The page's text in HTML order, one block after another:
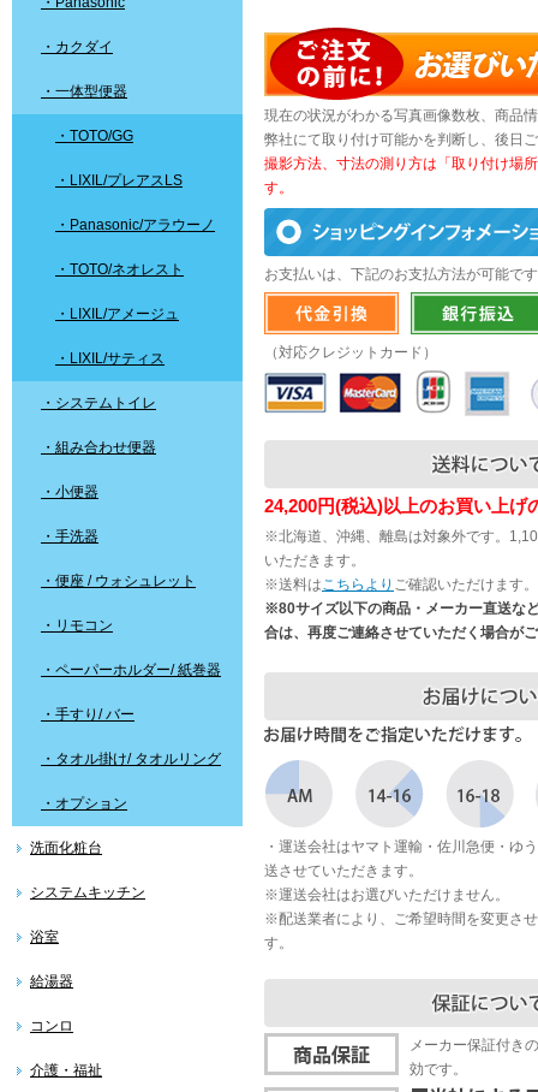
・カクダイ
・一体型便器
・TOTO/GG
・LIXIL/プレアスLS
・Panasonic/アラウーノ
・TOTO/ネオレスト
・LIXIL/アメージュ
・LIXIL/サティス
・システムトイレ
・組み合わせ便器
・小便器
・手洗器
・便座 / ウォシュレット
・リモコン
・ペーパーホルダー/ 紙巻器
・手すり/ バー
・タオル掛け/ タオルリング
・オプション
洗面化粧台
システムキッチン
浴室
給湯器
コンロ
介護・福祉
現在の状況がわかる写真画像数枚、商品
弊社にて取り付け可能かを判断し、後日
撮影方法、寸法の測り方は「取り付け場
す。
お支払いは、下記のお支払方法が可能で
（対応クレジットカード）
24,200円(税込)以上のお買い上げ
※北海道、沖縄、離島は対象外です。
いただきます。
※送料はこちらより ご確認いただけます。
※80サイズ以下の商品・メーカー直送な
合は、再度ご連絡させていただく場合が
・運送会社はヤマト運輸・佐川急便・ゆ
送させていただきます。
※運送会社はお選びいただけません。
※配送業者により、ご希望時間を変更さ
す。
メーカー保証付き
効です。